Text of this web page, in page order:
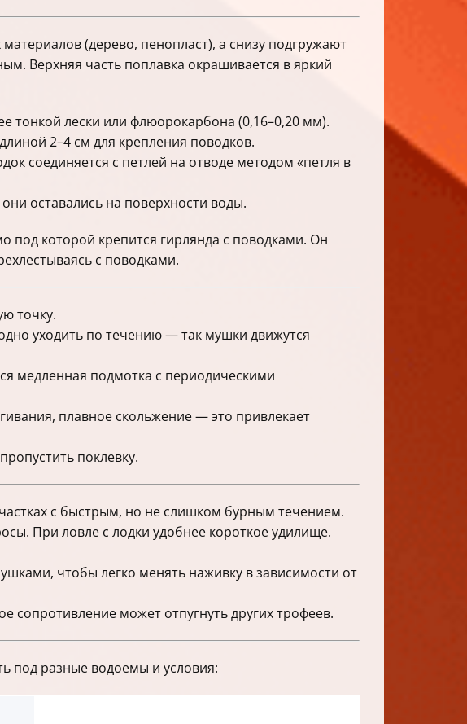
(дерево, пенопласт), а снизу подгружают
Верхняя часть поплавка окрашивается в яркий
тонкой лески или флюорокарбона (0,16–0,20 мм).
2–4 см для крепления поводков.
соединяется с петлей на отводе методом «петля в
оставались на поверхности воды.
под которой крепится гирлянда с поводками. Он
с поводками.
точку.
уходить по течению — так мушки движутся
медленная подмотка с периодическими
плавное скольжение — это привлекает
поклевку.
с быстрым, но не слишком бурным течением.
При ловле с лодки удобнее короткое удилище.
чтобы легко менять наживку в зависимости от
может отпугнуть других трофеев.
под разные водоемы и условия: